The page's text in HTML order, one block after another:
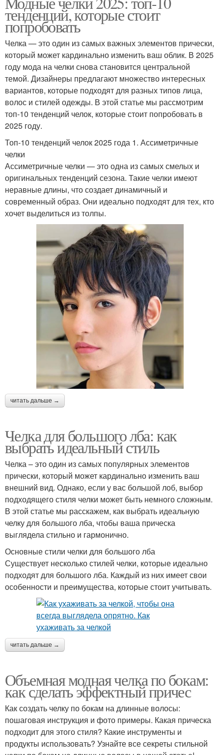
тенденций, которые стоит
попробовать
Челка — это один из самых важных элементов прически,
который может кардинально изменить ваш облик. В 2025
году мода на челки снова становится центральной
темой. Дизайнеры предлагают множество интересных
вариантов, которые подходят для разных типов лица,
волос и стилей одежды. В этой статье мы рассмотрим
топ-10 тенденций челок, которые стоит попробовать в
2025 году.
Топ-10 тенденций челок 2025 года 1. Ассиметричные
челки
Ассиметричные челки — это одна из самых смелых и
оригинальных тенденций сезона. Такие челки имеют
неравные длины, что создает динамичный и
современный образ. Они идеально подходят для тех, кто
хочет выделиться из толпы.
читать дальше →
Челка для большого лба: как
выбрать идеальный стиль
Челка – это один из самых популярных элементов
прически, который может кардинально изменить ваш
внешний вид. Однако, если у вас большой лоб, выбор
подходящего стиля челки может быть немного сложным.
В этой статье мы расскажем, как выбрать идеальную
челку для большого лба, чтобы ваша прическа
выглядела стильно и гармонично.
Основные стили челки для большого лба
Существует несколько стилей челки, которые идеально
подходят для большого лба. Каждый из них имеет свои
особенности и преимущества, которые стоит учитывать.
читать дальше →
Объемная модная челка по бокам:
как сделать эффектный причес
Как создать челку по бокам на длинные волосы:
пошаговая инструкция и фото примеры. Какая прическа
подходит для этого стиля? Какие инструменты и
продукты использовать? Узнайте все секреты стильной